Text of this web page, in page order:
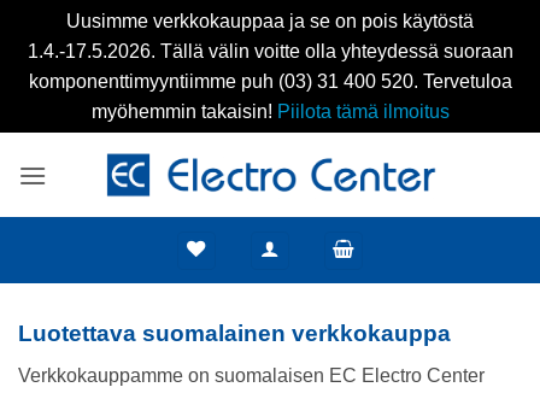
Uusimme verkkokauppaa ja se on pois käytöstä
1.4.-17.5.2026. Tällä välin voitte olla yhteydessä suoraan
komponenttimyyntiimme puh (03) 31 400 520. Tervetuloa
myöhemmin takaisin! Piilota tämä ilmoitus
Luotettava suomalainen verkkokauppa
Verkkokauppamme on suomalaisen EC Electro Center